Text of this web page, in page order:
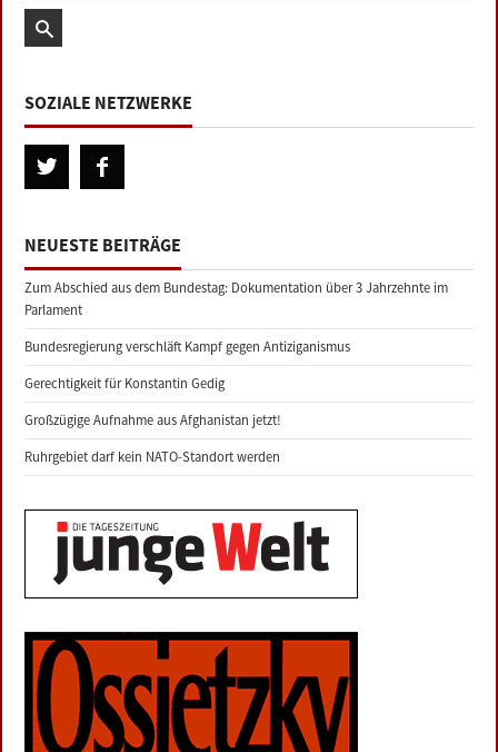
SOZIALE NETZWERKE
NEUESTE BEITRÄGE
Zum Abschied aus dem Bundestag: Dokumentation über 3 Jahrzehnte im
Parlament
Bundesregierung verschläft Kampf gegen Antiziganismus
Gerechtigkeit für Konstantin Gedig
Großzügige Aufnahme aus Afghanistan jetzt!
Ruhrgebiet darf kein NATO-Standort werden